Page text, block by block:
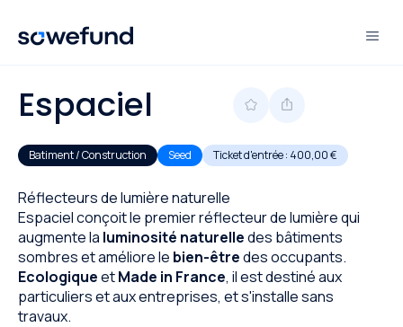
Espaciel
Batiment / Construction Seed Ticket d'entrée : 400,00 €
Réflecteurs de lumière naturelle
Espaciel conçoit le premier réflecteur de lumière qui
augmente la luminosité naturelledes bâtiments
sombres et améliore le bien-êtredes occupants.
EcologiqueetMade in France, il est destiné aux
particuliers et aux entreprises, et s'installe sans
travaux.